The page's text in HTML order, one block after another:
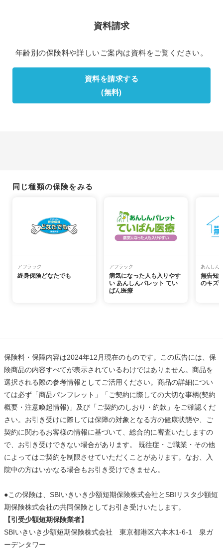
資料請求
年齢別の保険料や詳しいご案内は資料をご覧ください。
資料を請求する
(無料)
同じ種類の保険をみる
アフラック
終身保険どなたでも
アフラック
病気になった人も入りやす
い あんしんパレット てい
ばん医療
あんしん
無告知
のキズ
保険料・保障内容は2024年12月現在のものです。この広告には、保
険商品の内容すべてが表示されているわけではありません。商品を
選択される際の参考情報としてご活用ください。商品の詳細につい
ては必ず「商品パンフレット」「ご契約に際しての大切な事柄(契約
概要・注意喚起情報)」及び「ご契約のしおり・約款」をご確認くだ
さい。お引き受けに際しては保障の対象となる方の健康状態や、ご
契約に関わるお客様の情報に基づいて、総合的に審査いたしますの
で、お引き受けできない場合があります。 既往症・ご職業・その他
によってはご契約を制限させていただくことがあります。なお、入
院中の方はいかなる場合もお引き受けできません。
●この保険は、SBIいきいき少額短期保険株式会社とSBIリスタ少額短
期保険株式会社の共同保険としてお引き受けいたします。
【引受少額短期保険業者】
SBIいきいき少額短期保険株式会社 東京都港区六本木1-6-1 泉ガ
ーデンタワー